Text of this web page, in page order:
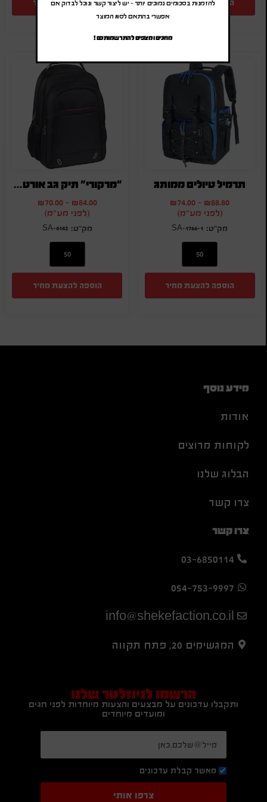
הוספה להצעת מחיר הוספה להצעת מחיר
תרמיל טיולים ממותג
₪88.80
-
₪74.00
(לפני מע"מ)
SA-1766-1
הוספה להצעת מחיר
"מרקורי" תיק גב אורטופדי למחשב נייד 15.6
₪84.00
-
₪70.00
(לפני מע"מ)
SA-4142
הוספה להצעת מחיר
מידע נוסף
אודות
לקוחות מרוצים
הבלוג שלנו
צרו קשר
צרו קשר
03-6850114
054-753-9997
info@shekefaction.co.il
המגשימים 20, פתח תקווה
הרשמו לניוזלטר שלנו
ותקבלו עדכונים על מבצעים והצעות מיוחדות לפני חגים
ומועדים מיוחדים
מאשר קבלת עדכונים
צרפו אותי
להזמנות בסכומים נמוכים יותר – יש ליצור קשר ונוכל לבדוק אם
אפשרי בהתאם לסוג המוצר
מחכים ומצפים להתרשמותכם !